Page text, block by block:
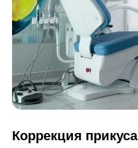
Коррекция прикуса